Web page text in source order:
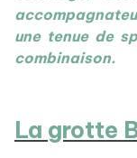
une tenue de
combinaison.
La grotte